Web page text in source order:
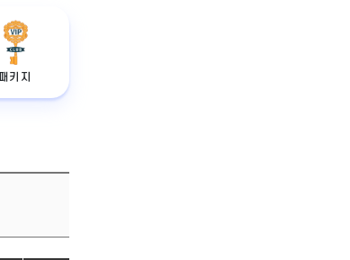
패키지